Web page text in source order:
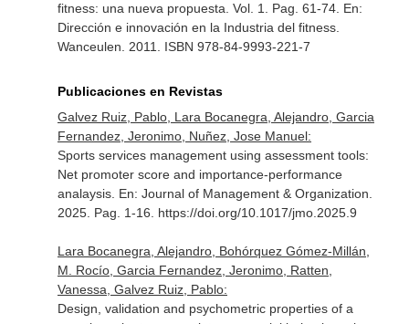
fitness: una nueva propuesta. Vol. 1. Pag. 61-74. En:
Dirección e innovación en la Industria del fitness.
Wanceulen. 2011. ISBN 978-84-9993-221-7
Publicaciones en Revistas
Galvez Ruiz, Pablo, Lara Bocanegra, Alejandro, Garcia
Fernandez, Jeronimo, Nuñez, Jose Manuel:
Sports services management using assessment tools:
Net promoter score and importance-performance
analaysis. En: Journal of Management & Organization
2025. Pag. 1-16. https://doi.org/10.1017/jmo.2025.9
Lara Bocanegra, Alejandro, Bohórquez Gómez-Millán,
M. Rocío, Garcia Fernandez, Jeronimo, Ratten,
Vanessa, Galvez Ruiz, Pablo:
Design, validation and psychometric properties of a